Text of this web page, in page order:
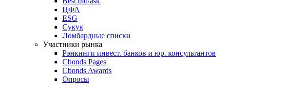
ЦФА
ESG
Сукук
Ломбардные списки
Участники рынка
Рэнкинги инвест. банков и юр. консультантов
Cbonds Pages
Cbonds Awards
Опросы